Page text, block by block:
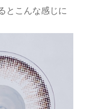
とこんな感じに